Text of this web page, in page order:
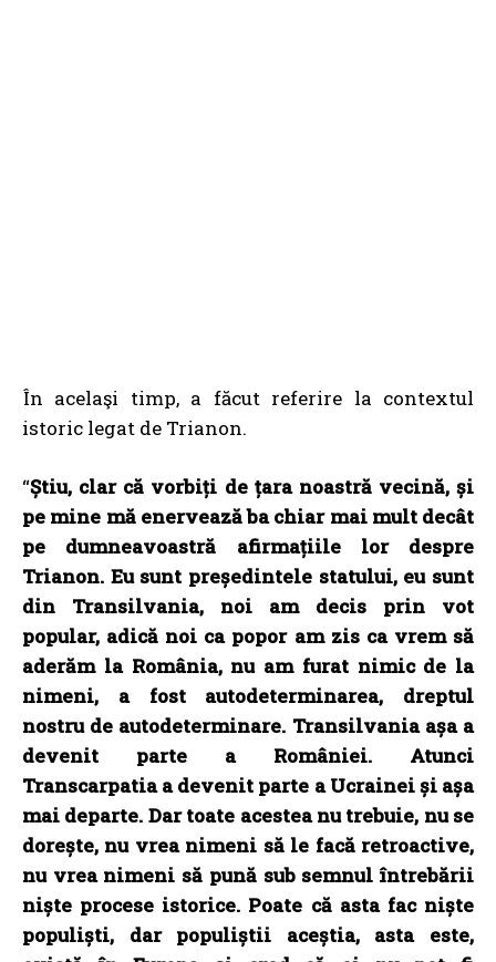
În acelaşi timp, a făcut referire la contextul
istoric legat de Trianon.
“Știu, clar că vorbiți de țara noastră vecină, și
pe mine mă enervează ba chiar mai mult decât
pe dumneavoastră afirmațiile lor despre
Trianon. Eu sunt președintele statului, eu sunt
din Transilvania, noi am decis prin vot
popular, adică noi ca popor am zis ca vrem să
aderăm la România, nu am furat nimic de la
nimeni, a fost autodeterminarea, dreptul
nostru de autodeterminare. Transilvania așa a
devenit parte a României. Atunci
Transcarpatia a devenit parte a Ucrainei și așa
mai departe. Dar toate acestea nu trebuie, nu se
dorește, nu vrea nimeni să le facă retroactive,
nu vrea nimeni să pună sub semnul întrebării
niște procese istorice. Poate că asta fac niște
populiști, dar populiștii aceștia, asta este,